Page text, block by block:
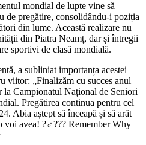
mondial de lupte vine să
de pregătire, consolidându-i poziția
din lume. Această realizare nu
din Piatra Neamț, dar și întregii
sportivi de clasă mondială.
a subliniat importanța acestei
viitor: „Finalizăm cu succes anul
la Campionatul Național de Seniori
Pregătirea continua pentru cel
Abia aștept să înceapă și să arăt
voi avea! ?‍♂️??? Remember Why